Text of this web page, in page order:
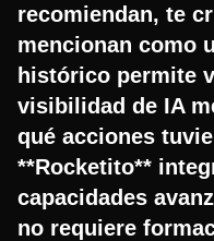
recomiendan, te
mencionan como
histórico permite
visibilidad de IA
qué acciones
**Rocketito**
capacidades
no requiere